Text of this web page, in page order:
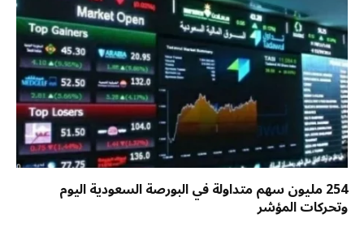
254 مليون سهم متداولة في البورصة السعودية اليوم
وتحركات المؤشر